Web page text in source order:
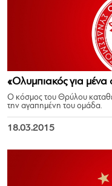
«Ολυμπιακός για μένα
Ο κόσμος του Θρύλου
την αγαπημένη του ομάδα.
18.03.2015